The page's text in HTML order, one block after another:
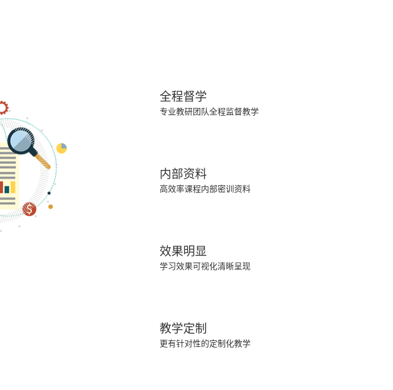
全程督学
专业教研团队全程监督教学
内部资料
高效率课程内部密训资料
效果明显
学习效果可视化清晰呈现
教学定制
更有针对性的定制化教学